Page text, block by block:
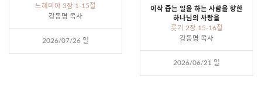
느헤미야 3장 1-15절
강동명 목사
2026/07/26 일
이삭 줍는 일을 하는 사람을 향한
하나님의 사랑을
룻기 2장 15-16절
강동명 목사
2026/06/21 일